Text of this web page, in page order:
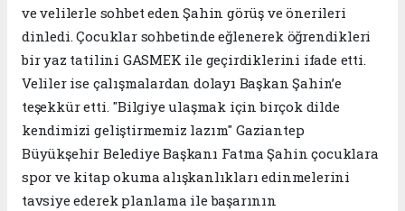
ve velilerle sohbet eden Şahin görüş ve önerileri
dinledi. Çocuklar sohbetinde eğlenerek öğrendikleri
bir yaz tatilini GASMEK ile geçirdiklerini ifade etti.
Veliler ise çalışmalardan dolayı Başkan Şahin’e
teşekkür etti. "Bilgiye ulaşmak için birçok dilde
kendimizi geliştirmemiz lazım" Gaziantep
Büyükşehir Belediye Başkanı Fatma Şahin çocuklara
spor ve kitap okuma alışkanlıkları edinmelerini
tavsiye ederek planlama ile başarının